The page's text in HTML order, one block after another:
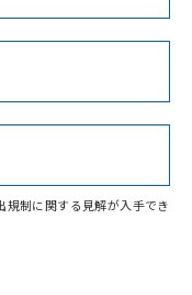
Cd Cr(VI)
ります。
規制に関する見解が入手でき